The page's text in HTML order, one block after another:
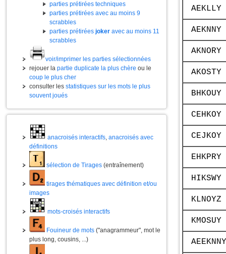
parties prétirées techniques
parties prétirées avec au moins 9
scrabbles
parties prétirées joker avec au moins 11
scrabbles
voir/imprimer les parties sélectionnées
rejouer la partie duplicate la plus chère ou le
coup le plus cher
consulter les statistiques sur les mots le plus
souvent joués
anacroisés interactifs, anacroisés avec
définitions
sélection de Tirages (entraînement)
tirages thématiques avec définition et/ou
images
mots-croisés interactifs
Fouineur de mots ("anagrammeur", mot le
plus long, cousins, ...)
AEKLLY
AEKNNY
AKNORY
BHKOUY
CEHKOY
CEJKOY
EHKPRY
HIKSWY
KLNOYZ
KMOSUY
AEEKNNY